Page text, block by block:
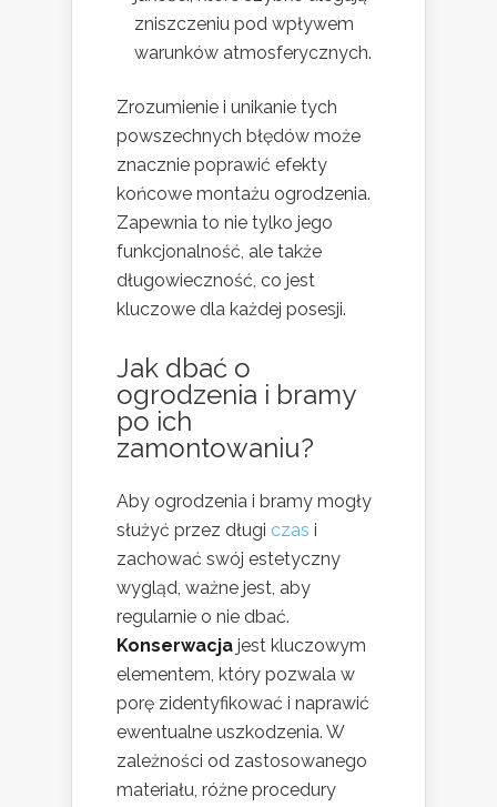
zniszczeniu pod wpływem
warunków atmosferycznych.
Zrozumienie i unikanie tych
powszechnych błędów może
znacznie poprawić efekty
końcowe montażu ogrodzenia.
Zapewnia to nie tylko jego
funkcjonalność, ale także
długowieczność, co jest
kluczowe dla każdej posesji.
Jak dbać o
ogrodzenia i bramy
po ich
zamontowaniu?
Aby ogrodzenia i bramy mogły
służyć przez długi czas i
zachować swój estetyczny
wygląd, ważne jest, aby
regularnie o nie dbać.
Konserwacja jest kluczowym
elementem, który pozwala w
porę zidentyfikować i naprawić
ewentualne uszkodzenia. W
zależności od zastosowanego
materiału, różne procedury